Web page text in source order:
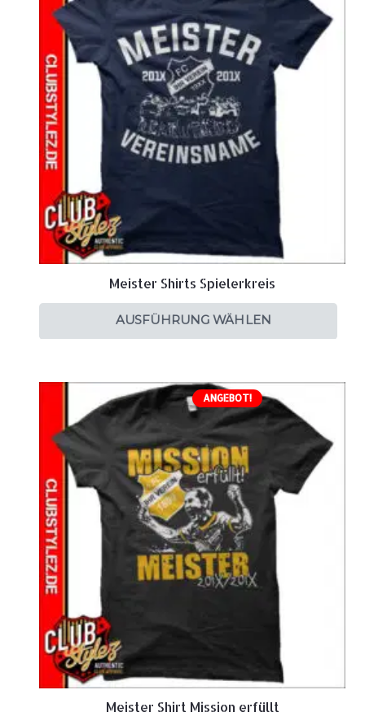
Meister Shirts Spielerkreis
AUSFÜHRUNG WÄHLEN
ANGEBOT!
Meister Shirt Mission erfüllt